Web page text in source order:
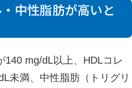
中性脂肪が高いと
140 mg/dL以上、HDLコレ
未満、中性脂肪（トリグリ